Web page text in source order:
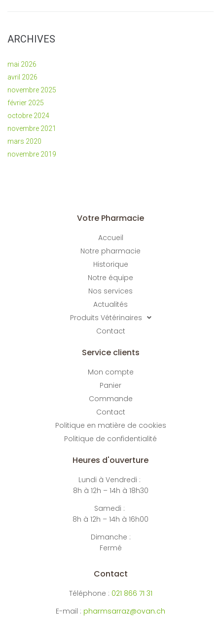
ARCHIVES
mai 2026
avril 2026
novembre 2025
février 2025
octobre 2024
novembre 2021
mars 2020
novembre 2019
Votre Pharmacie
Accueil
Notre pharmacie
Historique
Notre équipe
Nos services
Actualités
Produits Vétérinaires
Contact
Service clients
Mon compte
Panier
Commande
Contact
Politique en matière de cookies
Politique de confidentialité
Heures d'ouverture
Lundi à Vendredi :
8h à 12h – 14h à 18h30
Samedi :
8h à 12h – 14h à 16h00
Dimanche :
Fermé
Contact
Téléphone : 021 866 71 31
E-mail : pharmsarraz@ovan.ch